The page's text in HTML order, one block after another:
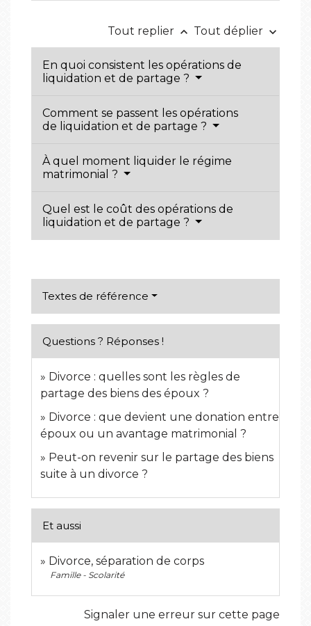
Tout replier keyboard_arrow_up Tout déplier keyboard_arrow_down
En quoi consistent les opérations de
liquidation et de partage ?
Comment se passent les opérations
de liquidation et de partage ?
À quel moment liquider le régime
matrimonial ?
Quel est le coût des opérations de
liquidation et de partage ?
Textes de référence
Questions ? Réponses !
Divorce : quelles sont les règles de
partage des biens des époux ?
Divorce : que devient une donation entre
époux ou un avantage matrimonial ?
Peut-on revenir sur le partage des biens
suite à un divorce ?
Et aussi
Divorce, séparation de corps
Famille - Scolarité
Signaler une erreur sur cette page